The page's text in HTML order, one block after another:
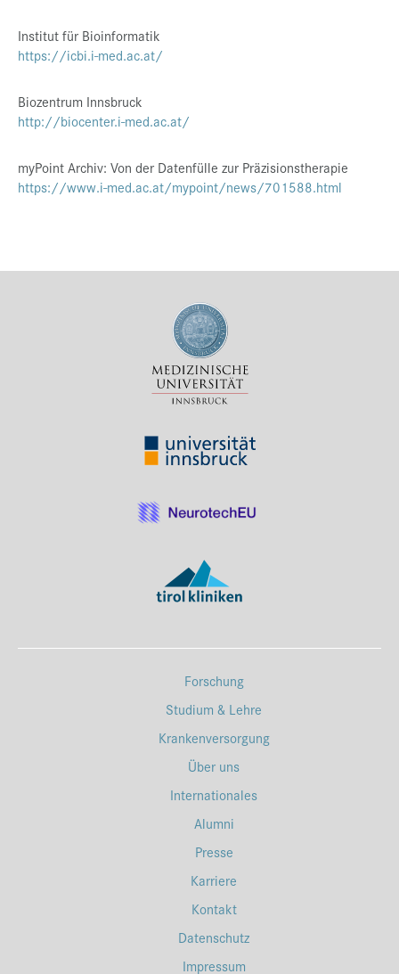
Institut für Bioinformatik
https://icbi.i-med.ac.at/
Biozentrum Innsbruck
http://biocenter.i-med.ac.at/
myPoint Archiv: Von der Datenfülle zur Präzisionstherapie
https://www.i-med.ac.at/mypoint/news/701588.html
Forschung
Studium & Lehre
Krankenversorgung
Über uns
Internationales
Alumni
Presse
Karriere
Kontakt
Datenschutz
Impressum